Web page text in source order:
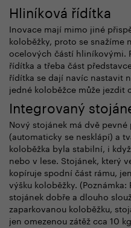
Hliníková řídítka
Inovace mají mimo jiné
koloběžky, proto se snažíme
ocelových částí hliníkovými.
řídítka a třeba část
řídítka se dají navíc nastavit
jedné koloběžce může jezdit
Integrovaný
Nový stojánek má dvě
(automaticky se nesklápí) a
koloběžka byla stabilní, i
nebo v lese. Stojánek, který
kopíruje spodní část rámu,
výšku koloběžky.
stojánek dobře a dlouho
zaparkovanou koloběžku,
jen omezenou zátěž cca 10